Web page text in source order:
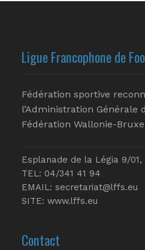
Ligue Francophone de
Fédération sportive
l’Administration Générale
Fédération Wallonie-
Esplanade de la Légia 9/01,
TEL: 04/341 41 94
EMAIL: secretariat@lffs.eu
SITE: www.lffs.eu
Contact